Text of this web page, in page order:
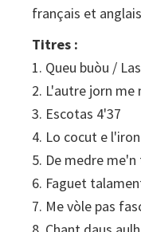
français et
Titres :
1. Queu buòu /
2. L'autre jorn me
3. Escotas 4'37
4. Lo cocut e
5. De medre
6. Faguet
7. Me vòle pas